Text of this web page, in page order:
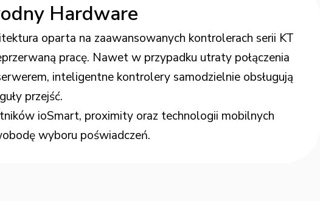
Hardware
oparta na zaawansowanych kontrolerach serii KT
pracę. Nawet w przypadku utraty połączenia
inteligentne kontrolery samodzielnie obsługują
przejść.
ioSmart, proximity oraz technologii mobilnych
wyboru poświadczeń.